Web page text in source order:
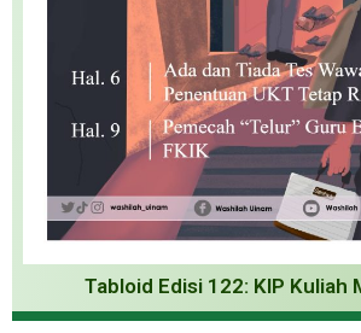
Tabloid Edisi 122: KIP Kuliah